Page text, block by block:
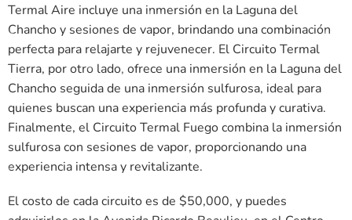
Termal Aire incluye una inmersión en la Laguna del
Chancho y sesiones de vapor, brindando una combinación
perfecta para relajarte y rejuvenecer. El Circuito Termal
Tierra, por otro lado, ofrece una inmersión en la Laguna del
Chancho seguida de una inmersión sulfurosa, ideal para
quienes buscan una experiencia más profunda y curativa.
Finalmente, el Circuito Termal Fuego combina la inmersión
sulfurosa con sesiones de vapor, proporcionando una
experiencia intensa y revitalizante.
El costo de cada circuito es de $50,000, y puedes